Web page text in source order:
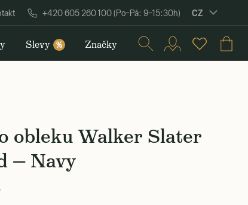
+420 605 260 100 (Po–Pá: 9–15:30h) CZ
Slevy % Značky
obleku Walker Slater
— Navy